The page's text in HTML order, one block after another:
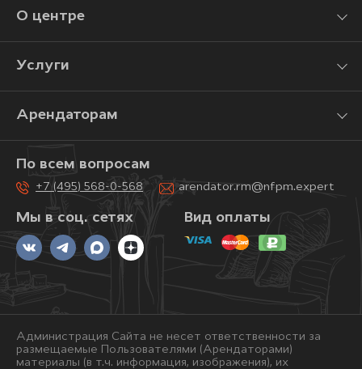
О центре
Услуги
Арендаторам
Мы в соц. сетях
По всем вопросам
+7 (495) 568-0-568 arendator.rm@nfpm.expert
Вид оплаты
Администрация Сайта не несет ответственности за
размещаемые Пользователями (Арендаторами)
материалы (в т.ч. информация, изображения), их